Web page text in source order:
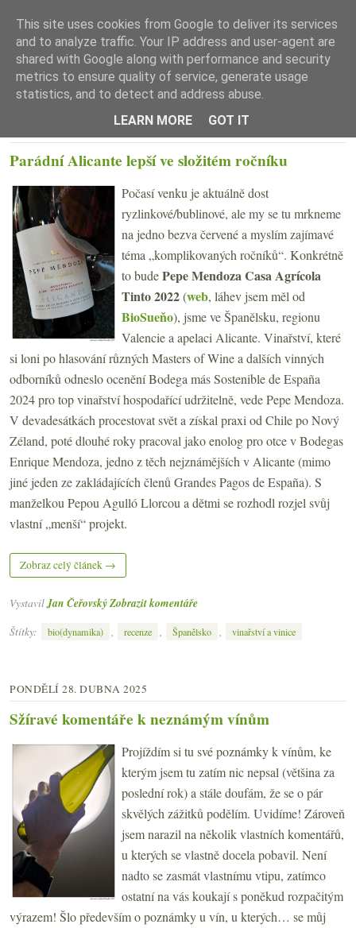
☰ Menu
Parádní Alicante lepší ve složitém ročníku
Počasí venku je aktuálně dost
ryzlinkové/bublinové, ale my se tu mrkneme
na jedno bezva červené a myslím zajímavé
téma „komplikovaných ročníků“. Konkrétně
to budePepe Mendoza Casa Agrícola
Tinto 2022(web, láhev jsem měl od
BioSueňo), jsme ve Španělsku, regionu
Valencie a apelaci Alicante. Vinařství, které
si loni po hlasování různých Masters of Wine a dalších vinných
odborníků odneslo ocenění Bodega más Sostenible de España
2024 pro top vinařství hospodařící udržitelně, vede Pepe Mendoza.
V devadesátkách procestovat svět a získal praxi od Chile po Nový
Zéland, poté dlouhé roky pracoval jako enolog pro otce v Bodegas
Enrique Mendoza, jedno z těch nejznámějších v Alicante (mimo
jiné jeden ze zakládajících členů Grandes Pagos de España). S
manželkou Pepou Agulló Llorcou a dětmi se rozhodl rozjel svůj
vlastní „menší“ projekt.
Zobraz celý článek →
Vystavil Jan ČeřovskýZobrazit komentáře
Štítky:
bio(dynamika) , recenze , Španělsko , vinařství a vinice
PONDĚLÍ 28. DUBNA 2025
Sžíravé komentáře k neznámým vínům
Projíždím si tu své poznámky k vínům, ke
kterým jsem tu zatím nic nepsal (většina za
poslední rok) a stále doufám, že se o pár
skvělých zážitků podělím. Uvidíme! Zároveň
jsem narazil na několik vlastních komentářů,
u kterých se vlastně docela pobavil. Není
nadto se zasmát vlastnímu vtipu, zatímco
ostatní na vás koukají s poněkud rozpačitým
výrazem! Šlo především o poznámky u vín, u kterých… se můj
This site uses cookies from Google to deliver its services
and to analyze traffic. Your IP address and user-agent are
shared with Google along with performance and security
metrics to ensure quality of service, generate usage
statistics, and to detect and address abuse.
LEARN MORE
GOT IT